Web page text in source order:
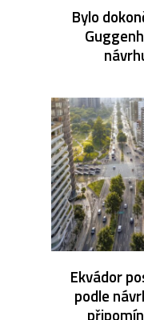
Bylo
Ekvádor
podle